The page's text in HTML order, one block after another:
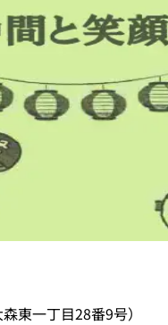
東一丁目28番9号）